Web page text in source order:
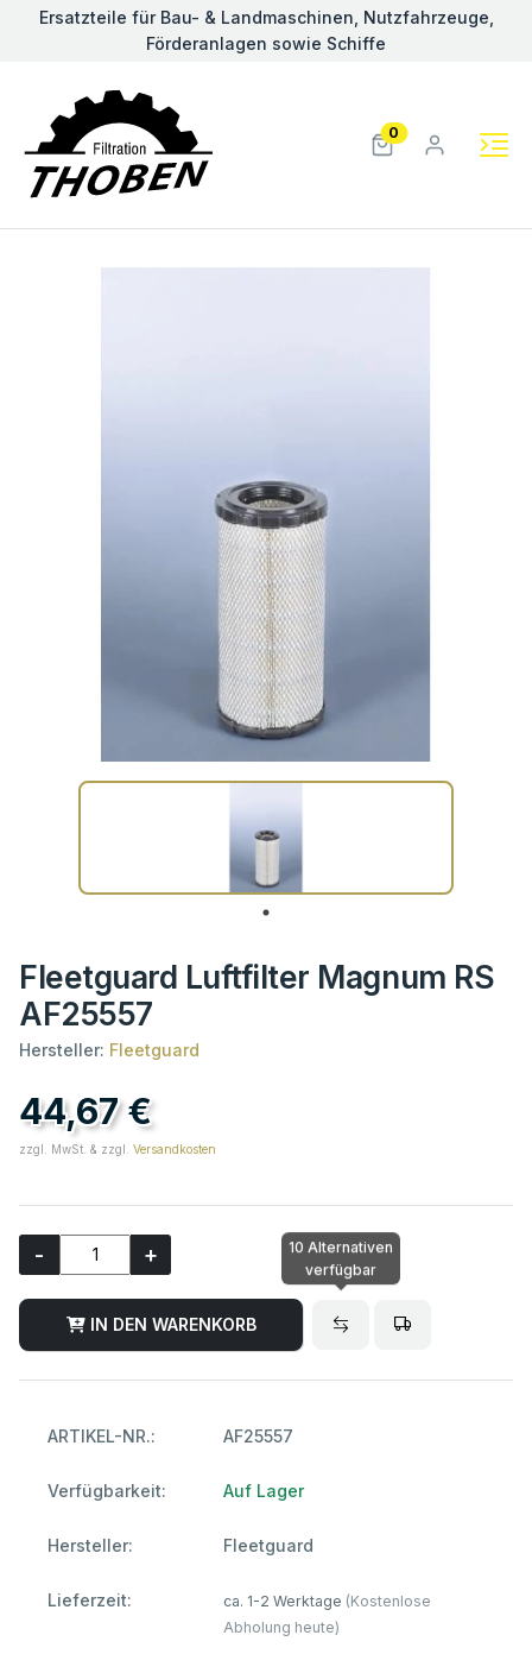
Ersatzteile für Bau- & Landmaschinen, Nutzfahrzeuge,
Förderanlagen sowie Schiffe
0
Fleetguard Luftfilter Magnum RS
AF25557
Hersteller: Fleetguard
44,67 €
zzgl. MwSt. & zzgl. Versandkosten
- +
IN DEN WARENKORB
10 Alternativen
verfügbar
ARTIKEL-NR.: AF25557
Verfügbarkeit: Auf Lager
Hersteller: Fleetguard
Lieferzeit: ca. 1-2 Werktage (Kostenlose
Abholung heute)